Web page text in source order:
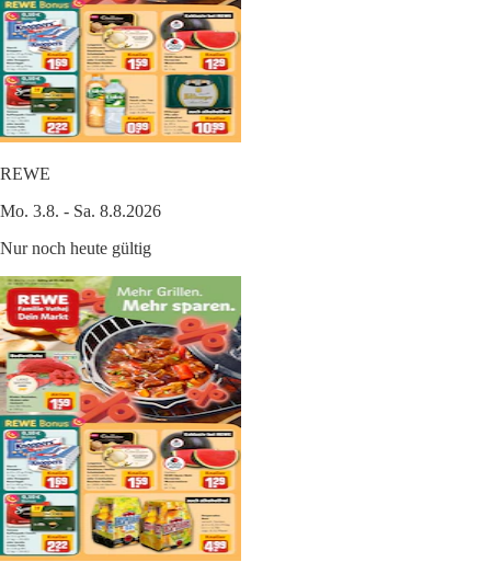
REWE
Mo. 3.8. - Sa. 8.8.2026
Nur noch heute gültig